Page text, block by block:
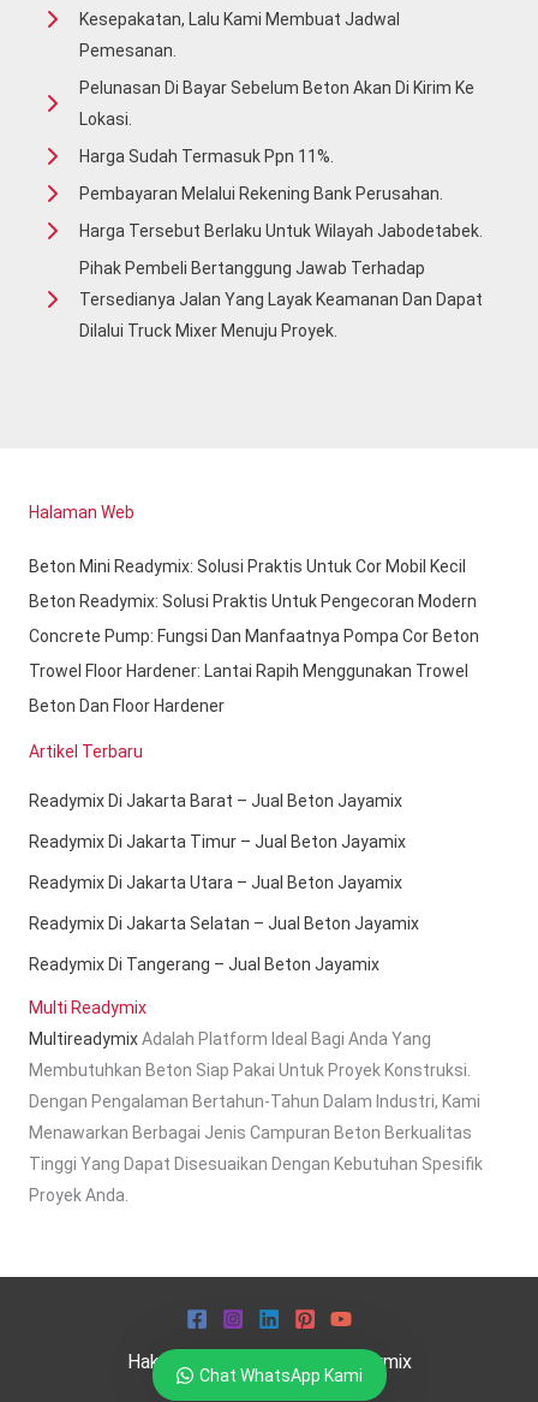
Kesepakatan, Lalu Kami Membuat Jadwal
Pemesanan.
Pelunasan Di Bayar Sebelum Beton Akan Di Kirim Ke
Lokasi.
Harga Sudah Termasuk Ppn 11%.
Pembayaran Melalui Rekening Bank Perusahan.
Harga Tersebut Berlaku Untuk Wilayah Jabodetabek.
Pihak Pembeli Bertanggung Jawab Terhadap
Tersedianya Jalan Yang Layak Keamanan Dan Dapat
Dilalui Truck Mixer Menuju Proyek.
Halaman Web
Beton Mini Readymix: Solusi Praktis Untuk Cor Mobil Kecil
Beton Readymix: Solusi Praktis Untuk Pengecoran Modern
Concrete Pump: Fungsi Dan Manfaatnya Pompa Cor Beton
Trowel Floor Hardener: Lantai Rapih Menggunakan Trowel
Beton Dan Floor Hardener
Artikel Terbaru
Readymix Di Jakarta Barat – Jual Beton Jayamix
Readymix Di Jakarta Timur – Jual Beton Jayamix
Readymix Di Jakarta Utara – Jual Beton Jayamix
Readymix Di Jakarta Selatan – Jual Beton Jayamix
Readymix Di Tangerang – Jual Beton Jayamix
Multi Readymix
MultireadymixAdalah Platform Ideal Bagi Anda Yang
Membutuhkan Beton Siap Pakai Untuk Proyek Konstruksi.
Dengan Pengalaman Bertahun-Tahun Dalam Industri, Kami
Menawarkan Berbagai Jenis Campuran Beton Berkualitas
Tinggi Yang Dapat Disesuaikan Dengan Kebutuhan Spesifik
Proyek Anda.
Hak Cipta © 2026 Multi Readymix
Chat WhatsApp Kami